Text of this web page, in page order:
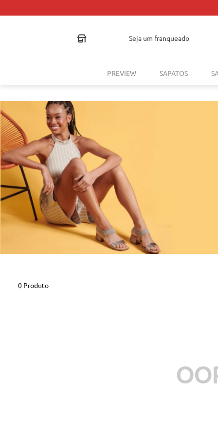
seja um franqueado
PREVIEW SAPATOS
0 Produto